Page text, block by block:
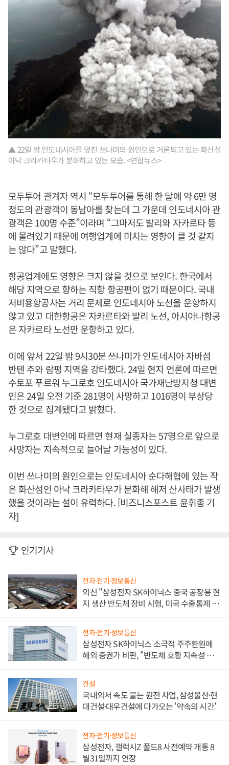
▲ 22일 밤 인도네시아를 덮친 쓰나미의 원인으로 거론되고 있는 화산섬
아낙 크라카타우가 분화하고 있는 모습. <연합뉴스>
모두투어 관계자 역시 “모두투어를 통해 한 달에 약 6만 명
정도의 관광객이 동남아를 찾는데 그 가운데 인도네시아 관
광객은 100명 수준”이라며 “그마저도 발리와 자카르타 등
에 몰려있기 때문에 여행업계에 미치는 영향이 클 것 같지
는 않다”고 말했다.
항공업계에도 영향은 크지 않을 것으로 보인다. 한국에서
해당 지역으로 향하는 직항 항공편이 없기 때문이다. 국내
저비용항공사는 거리 문제로 인도네시아 노선을 운항하지
않고 있고 대한항공은 자카르타와 발리 노선, 아시아나항공
은 자카르타 노선만 운항하고 있다.
이에 앞서 22일 밤 9시30분 쓰나미가 인도네시아 자바섬
반텐 주와 람펑 지역을 강타했다. 24일 현지 언론에 따르면
수토포 푸르워 누그로호 인도네시아 국가재난방지청 대변
인은 24일 오전 기준 281명이 사망하고 1016명이 부상당
한 것으로 집계됐다고 밝혔다.
누그로호 대변인에 따르면 현재 실종자는 57명으로 앞으로
사망자는 지속적으로 늘어날 가능성이 있다.
이번 쓰나미의 원인으로는 인도네시아 순다해협에 있는 작
은 화산섬인 아낙 크라카타우가 분화해 해저 산사태가 발생
했을 것이라는 설이 유력하다. [비즈니스포스트 윤휘종 기
자]
인기기사
전자·전기·정보통신
외신 "삼성전자 SK하이닉스 중국 공장용 현
지 생산 반도체 장비 시험, 미국 수출통제 대
전자·전기·정보통신
삼성전자 SK하이닉스 소극적 주주환원에
해외 증권가 비판, "반도체 호황 지속성 의
건설
국내외서 속도 붙는 원전 사업, 삼성물산·현
대건설·대우건설에 다가오는 '약속의 시간'
전자·전기·정보통신
삼성전자, 갤럭시Z 폴드8 사전예약 개통 8
월31일까지 연장